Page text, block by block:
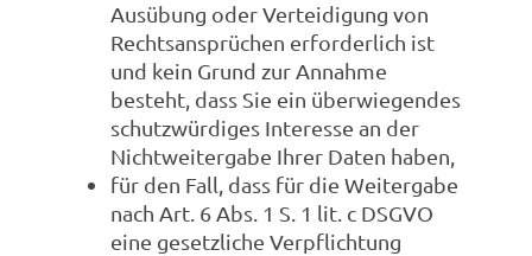
Ausübung oder Verteidigung von
Rechtsansprüchen erforderlich ist
und kein Grund zur Annahme
besteht, dass Sie ein überwiegendes
schutzwürdiges Interesse an der
Nichtweitergabe Ihrer Daten haben,
für den Fall, dass für die Weitergabe
nach Art. 6 Abs. 1 S. 1 lit. c DSGVO
eine gesetzliche Verpflichtung